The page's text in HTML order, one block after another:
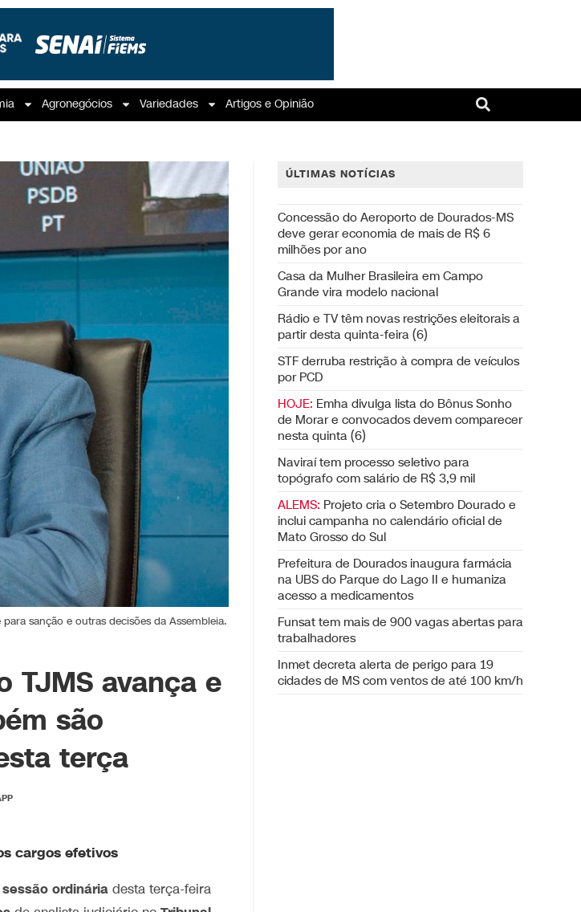
Agronegócios Variedades Artigos e Opinião
sanção e outras decisões da Assembleia.
TJMS avança e
são
terça
cargos efetivos
sessão ordinária desta terça-feira
ÚLTIMAS NOTÍCIAS
Concessão do Aeroporto de Dourados-MS
deve gerar economia de mais de R$ 6
milhões por ano
Casa da Mulher Brasileira em Campo
Grande vira modelo nacional
Rádio e TV têm novas restrições eleitorais a
partir desta quinta-feira (6)
STF derruba restrição à compra de veículos
por PCD
HOJE: Emha divulga lista do Bônus Sonho
de Morar e convocados devem comparecer
nesta quinta (6)
Naviraí tem processo seletivo para
topógrafo com salário de R$ 3,9 mil
ALEMS: Projeto cria o Setembro Dourado e
inclui campanha no calendário oficial de
Mato Grosso do Sul
Prefeitura de Dourados inaugura farmácia
na UBS do Parque do Lago II e humaniza
acesso a medicamentos
Funsat tem mais de 900 vagas abertas para
trabalhadores
Inmet decreta alerta de perigo para 19
cidades de MS com ventos de até 100 km/h